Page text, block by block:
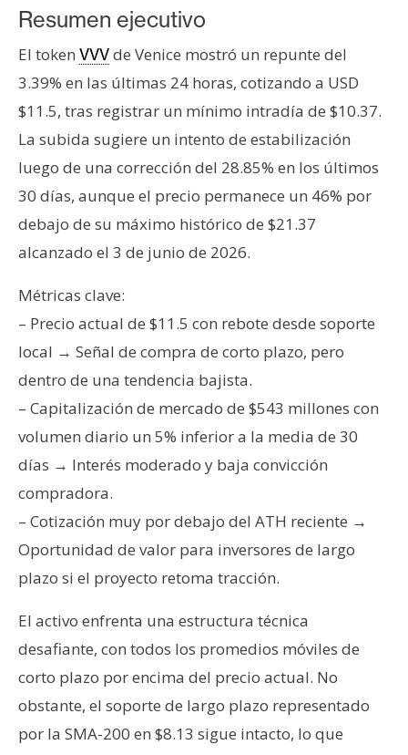
s
R
e
c
u
s
o
s
C
n
t
a
c
o
y
P
u
b
l
i
i
d
a
d
Resumen ejecutivo
El token VVVde Venice mostró un repunte del
3.39% en las últimas 24 horas, cotizando a USD
$11.5, tras registrar un mínimo intradía de $10.37.
La subida sugiere un intento de estabilización
luego de una corrección del 28.85% en los últimos
30 días, aunque el precio permanece un 46% por
debajo de su máximo histórico de $21.37
alcanzado el 3 de junio de 2026.
Métricas clave:
– Precio actual de $11.5 con rebote desde soporte
local → Señal de compra de corto plazo, pero
dentro de una tendencia bajista.
– Capitalización de mercado de $543 millones con
volumen diario un 5% inferior a la media de 30
días → Interés moderado y baja convicción
compradora.
– Cotización muy por debajo del ATH reciente →
Oportunidad de valor para inversores de largo
plazo si el proyecto retoma tracción.
El activo enfrenta una estructura técnica
desafiante, con todos los promedios móviles de
corto plazo por encima del precio actual. No
obstante, el soporte de largo plazo representado
por la SMA-200 en $8.13 sigue intacto, lo que